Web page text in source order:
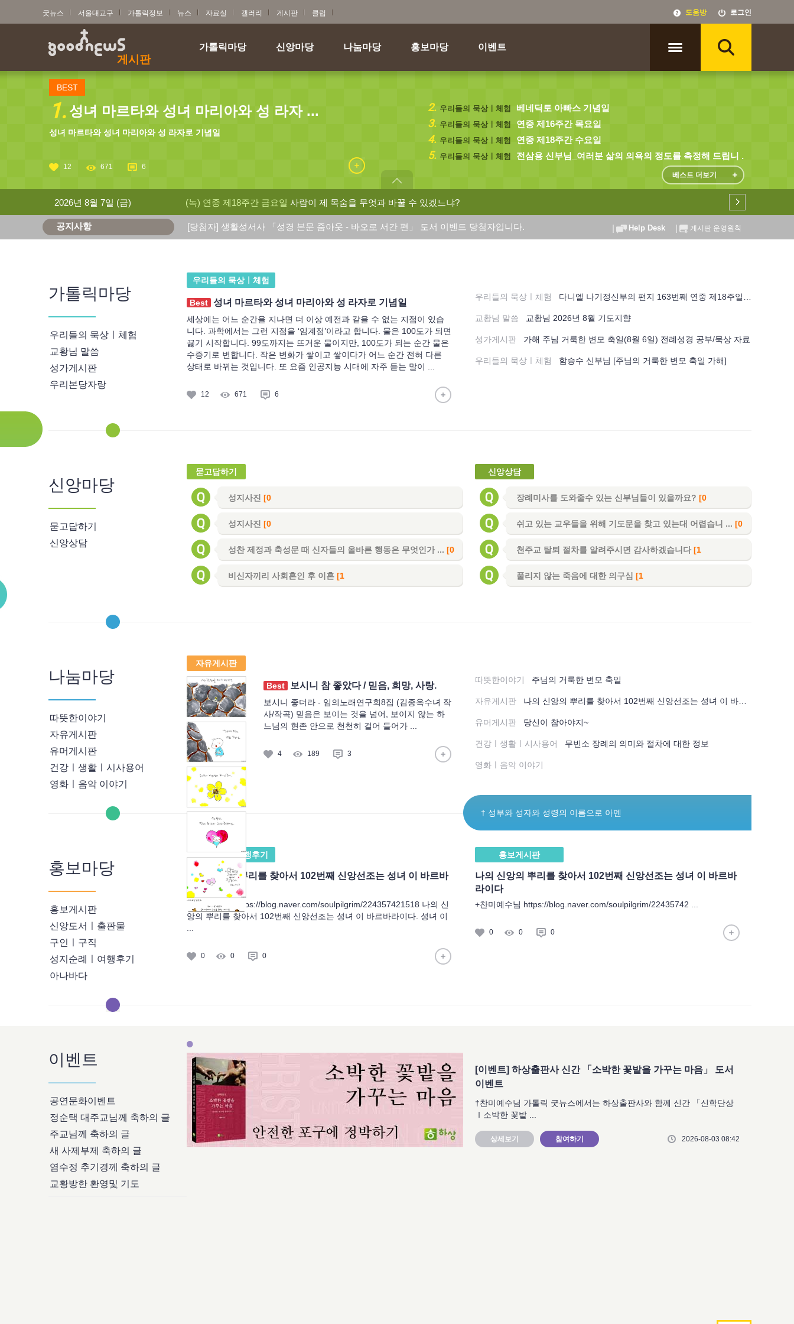
굿뉴스 서울대교구 가톨릭정보 뉴스 자료실 갤러리 게시판 클럽 도움방 로그인
게시판
가톨릭마당 신앙마당 나눔마당 홍보마당 이벤트
BEST
1. 성녀 마르타와 성녀 마리아와 성 라자 ...
성녀 마르타와 성녀 마리아와 성 라자로 기념일
12 671 6
2. 우리들의 묵상ㅣ체험 베네딕토 아빠스 기념일
3. 우리들의 묵상ㅣ체험 연중 제16주간 목요일
4. 우리들의 묵상ㅣ체험 연중 제18주간 수요일
5. 우리들의 묵상ㅣ체험 전삼용 신부님_여러분 삶의 의욕의 정도를 측정해 드립니 ...
베스트 더보기
2026년 8월 7일 (금) (녹) 연중 제18주간 금요일 사람이 제 목숨을 무엇과 바꿀 수 있겠느냐?
공지사항 [당첨자] 생활성서사 「성경 본문 줌아웃 - 바오로 서간 편」 도서 이벤트 당첨자입니다. 게시판 운영원칙
Help Desk
가톨릭마당
우리들의 묵상ㅣ체험
교황님 말씀
성가게시판
우리본당자랑
신앙마당
묻고답하기
신앙상담
나눔마당
따뜻한이야기
자유게시판
유머게시판
건강ㅣ생활ㅣ시사용어
영화ㅣ음악 이야기
홍보마당
홍보게시판
신앙도서ㅣ출판물
구인ㅣ구직
성지순례ㅣ여행후기
아나바다
이벤트
공연문화이벤트
정순택 대주교님께 축하의 글
주교님께 축하의 글
새 사제부제 축하의 글
염수정 추기경께 축하의 글
교황방한 환영및 기도
우리들의 묵상ㅣ체험
Best 성녀 마르타와 성녀 마리아와 성 라자로 기념일
세상에는 어느 순간을 지나면 더 이상 예전과 같을 수 없는 지점이 있습
니다. 과학에서는 그런 지점을 ‘임계점’이라고 합니다. 물은 100도가 되면
끓기 시작합니다. 99도까지는 뜨거운 물이지만, 100도가 되는 순간 물은
수증기로 변합니다. 작은 변화가 쌓이고 쌓이다가 어느 순간 전혀 다른
상태로 바뀌는 것입니다. 또 요즘 인공지능 시대에 자주 듣는 말이 ...
12 671 6
우리들의 묵상ㅣ체험 다니엘 나기정신부의 편지 163번째 연중 제18주일 (8월 2일) 함께하는 말씀은 “하늘을 우러러 찬미를 드리신 다음 빵을 떼어 제자들에게 주시니, 제자들이 그것을 군중에게 나누어
교황님 말씀 교황님 2026년 8월 기도지향
성가게시판 가해 주님 거룩한 변모 축일(8월 6일) 전례성경 공부/묵상 자료
우리들의 묵상ㅣ체험 함승수 신부님 [주님의 거룩한 변모 축일 가해]
묻고답하기
성지사진 [0
]
성지사진 [0
]
성찬 제정과 축성문 때 신자들의 올바른 행동은 무엇인가 ... [0
]비신자끼리 사회혼인 후 이혼 [1
신앙상담
장례미사를 도와줄수 있는 신부님들이 있을까요? [0
]
쉬고 있는 교우들을 위해 기도문을 찾고 있는대 어렵습니 ... [0
]천주교 탈퇴 절차를 알려주시면 감사하겠습니다 [1
]
풀리지 않는 죽음에 대한 의구심 [1
자유게시판
Best 보시니 참 좋았다 / 믿음, 희망, 사랑.
보시니 좋더라 - 임의노래연구회8집 (김종옥수녀 작
사/작곡) 믿음은 보이는 것을 넘어, 보이지 않는 하
느님의 현존 안으로 천천히 걸어 들어가 ...
4 189 3
따뜻한이야기 주님의 거룩한 변모 축일
자유게시판 나의 신앙의 뿌리를 찾아서 102번째 신앙선조는 성녀 이 바르바라이다.
유머게시판 당신이 참아야지~
건강ㅣ생활ㅣ시사용어 무빈소 장례의 의미와 절차에 대한 정보
영화ㅣ음악 이야기
† 성부와 성자와 성령의 이름으로 아멘
성지순례ㅣ여행후기
나의 신앙의 뿌리를 찾아서 102번째 신앙선조는 성녀 이 바르바
라이다.
+찬미예수님 https://blog.naver.com/soulpilgrim/224357421518 나의 신
앙의 뿌리를 찾아서 102번째 신앙선조는 성녀 이 바르바라이다. 성녀 이
0 0 0
홍보게시판
나의 신앙의 뿌리를 찾아서 102번째 신앙선조는 성녀 이 바르바
라이다
+찬미예수님 https://blog.naver.com/soulpilgrim/22435742 ...
0 0 0
[이벤트] 하상출판사 신간 「소박한 꽃밭을 가꾸는 마음」 도서
이벤트
†찬미예수님 가톨릭 굿뉴스에서는 하상출판사와 함께 신간 「신학단상
Ⅰ소박한 꽃밭 ...
상세보기 참여하기 2026-08-03 08:42